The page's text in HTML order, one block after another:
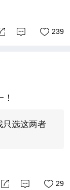
239
只选这两者
29